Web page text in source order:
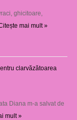
ghicitoare,
mai mult »
clarvăzătoarea
Diana m-a salvat de
mult »